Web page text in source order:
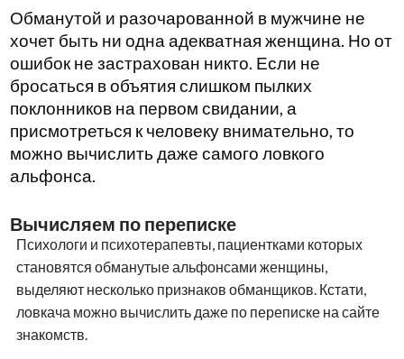
Обманутой и разочарованной в мужчине не
хочет быть ни одна адекватная женщина. Но от
ошибок не застрахован никто. Если не
бросаться в объятия слишком пылких
поклонников на первом свидании, а
присмотреться к человеку внимательно, то
можно вычислить даже самого ловкого
альфонса.
Вычисляем по переписке
Психологи и психотерапевты, пациентками которых
становятся обманутые альфонсами женщины,
выделяют несколько признаков обманщиков. Кстати,
ловкача можно вычислить даже по переписке на сайте
знакомств.